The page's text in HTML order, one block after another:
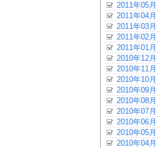
2011年05月
2011年04月
2011年03月
2011年02月
2011年01月
2010年12月
2010年11月
2010年10月
2010年09月
2010年08月
2010年07月
2010年06月
2010年05月
2010年04月